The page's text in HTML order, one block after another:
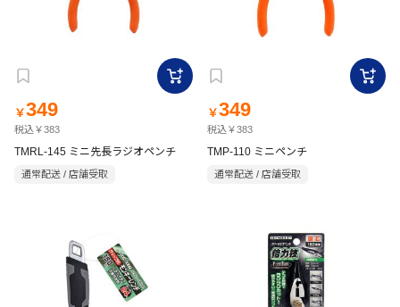
￥349
税込￥383
TMRL-145 ミニ先長ラジオペンチ
通常配送 / 店舗受取
￥349
税込￥383
TMP-110 ミニペンチ
通常配送 / 店舗受取